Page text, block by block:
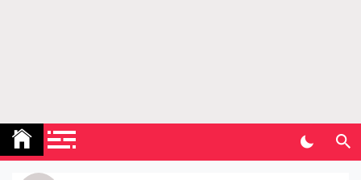
Kunda Vahini – ಕುಂದ ವಾಹಿನಿ